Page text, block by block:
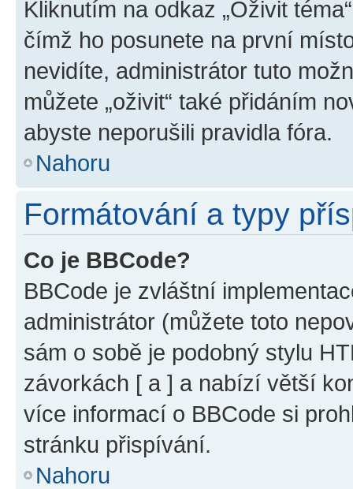
Kliknutím na odkaz „Oživit
čímž ho posunete na první
nevidíte, administrátor tuto
můžete „oživit“ také přidáním
abyste neporušili pravidla fóra.
Nahoru
Formátování a typy
Co je BBCode?
BBCode je zvláštní
administrátor (můžete toto
sám o sobě je podobný stylu
závorkách [ a ] a nabízí větší
více informací o BBCode si
stránku přispívání.
Nahoru